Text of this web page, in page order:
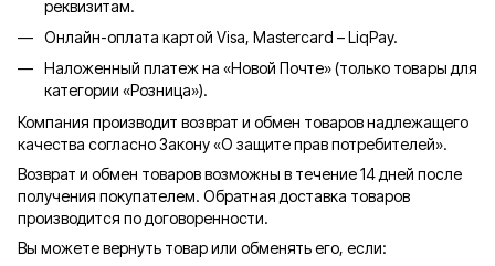
реквизитам.
Онлайн-оплата картой Visa, Mastercard – LiqPay.
Наложенный платеж на «Новой Почте» (только товары для
категории «Розница»).
Компания производит возврат и обмен товаров надлежащего
качества согласно Закону «О защите прав потребителей».
Возврат и обмен товаров возможны в течение 14 дней после
получения покупателем. Обратная доставка товаров
производится по договоренности.
Вы можете вернуть товар или обменять его, если: